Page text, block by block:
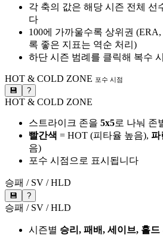
각 축의 값은 해당 시즌 전체 선
다
100에 가까울수록 상위권
록 좋은 지표는 역순 처리)
하단 시즌 범례를 클릭해 복수
HOT & COLD ZONE 포수 시점
💾 ?
HOT & COLD ZONE
스트라이크 존을 5x5로 나눠 존
빨간색 = HOT (피타율 높음), 파
음)
포수 시점으로 표시됩니다
승패 / SV / HLD
💾 ?
승패 / SV / HLD
시즌별 승리, 패배, 세이브, 홀드